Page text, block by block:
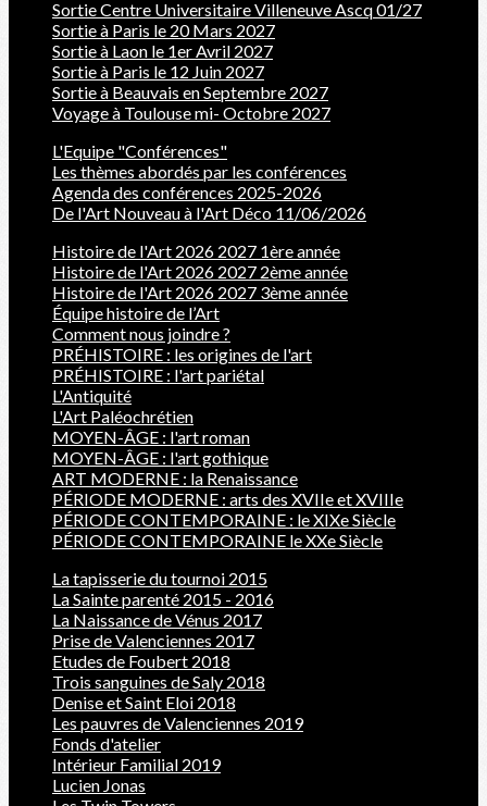
Sortie Centre Universitaire Villeneuve Ascq 01/27
Sortie à Paris le 20 Mars 2027
Sortie à Laon le 1er Avril 2027
Sortie à Paris le 12 Juin 2027
Sortie à Beauvais en Septembre 2027
Voyage à Toulouse mi- Octobre 2027
L'Equipe "Conférences"
Les thèmes abordés par les conférences
Agenda des conférences 2025-2026
De l'Art Nouveau à l'Art Déco 11/06/2026
Histoire de l'Art 2026 2027 1ère année
Histoire de l'Art 2026 2027 2ème année
Histoire de l'Art 2026 2027 3ème année
Équipe histoire de l’Art
Comment nous joindre ?
PRÉHISTOIRE : les origines de l'art
PRÉHISTOIRE : l'art pariétal
L'Antiquité
L'Art Paléochrétien
MOYEN-ÂGE : l'art roman
MOYEN-ÂGE : l'art gothique
ART MODERNE : la Renaissance
PÉRIODE MODERNE : arts des XVIIe et XVIIIe
PÉRIODE CONTEMPORAINE : le XIXe Siècle
PÉRIODE CONTEMPORAINE le XXe Siècle
La tapisserie du tournoi 2015
La Sainte parenté 2015 - 2016
La Naissance de Vénus 2017
Prise de Valenciennes 2017
Etudes de Foubert 2018
Trois sanguines de Saly 2018
Denise et Saint Eloi 2018
Les pauvres de Valenciennes 2019
Fonds d'atelier
Intérieur Familial 2019
Lucien Jonas